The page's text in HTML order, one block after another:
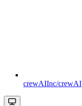
crewAIInc/crewAI